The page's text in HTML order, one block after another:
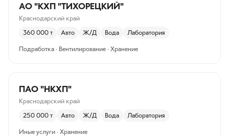
АО "КХП "ТИХОРЕЦКИЙ"
Краснодарский край
360 000 т Авто Ж/Д Вода Лаборатория
Подработка · Вентилирование · Хранение
ПАО "НКХП"
Краснодарский край
250 000 т Авто Ж/Д Вода Лаборатория
Иные услуги · Хранение